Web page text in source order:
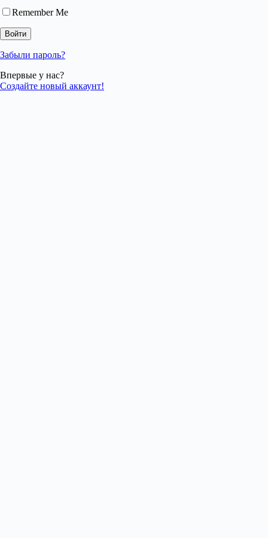
Remember Me
Забыли пароль?
Впервые у нас?
Создайте новый аккаунт!